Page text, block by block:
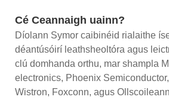
Cé Ceannaigh uainn?
Díolann Symor caibinéid rialaithe
déantúsóirí leathsheoltóra agus
clú domhanda orthu, mar shampla
electronics, Phoenix
Wistron, Foxconn, agus